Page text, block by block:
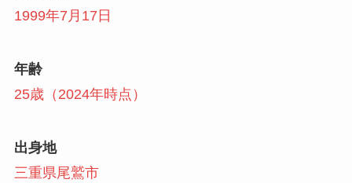
1999年7月17日
年齢
25歳（2024年時点）
出身地
三重県尾鷲市